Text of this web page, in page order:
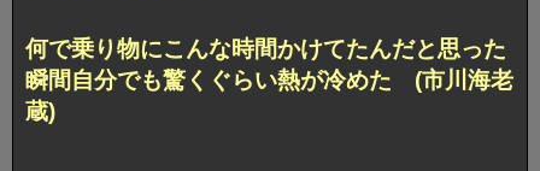
何で乗り物にこんな時間かけてたんだと思った
瞬間自分でも驚くぐらい熱が冷めた (市川海老
蔵)